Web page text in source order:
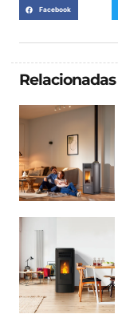
Facebook
Relacionadas